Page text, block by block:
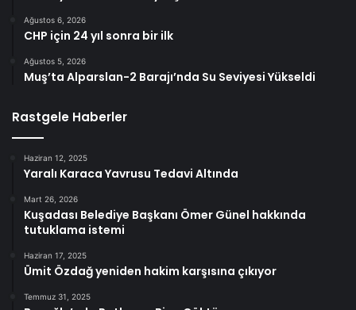
Ağustos 6, 2026
CHP için 24 yıl sonra bir ilk
Ağustos 5, 2026
Muş’ta Alparslan-2 Barajı’nda Su Seviyesi Yükseldi
Rastgele Haberler
Haziran 12, 2025
Yaralı Karaca Yavrusu Tedavi Altında
Mart 26, 2026
Kuşadası Belediye Başkanı Ömer Günel hakkında
tutuklama istemi
Haziran 17, 2025
Ümit Özdağ yeniden hakim karşısına çıkıyor
Temmuz 31, 2025